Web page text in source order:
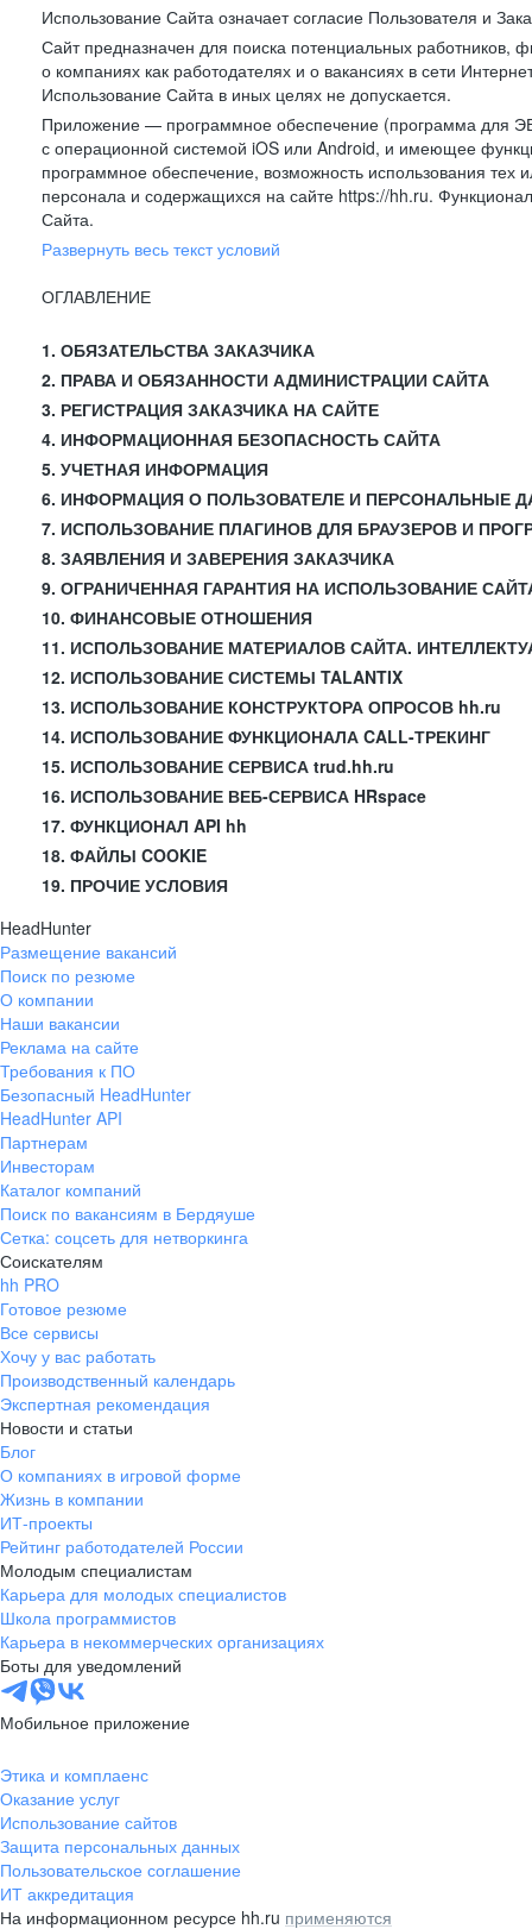
Использование Сайта означает согласие Пользователя и
Сайт предназначен для поиска потенциальных
о компаниях как работодателях и о вакансиях в сети
Использование Сайта в иных целях не допускается.
Приложение — программное обеспечение (программа для
с операционной системой iOS или Android, и имеющее
программное обеспечение, возможность использования
персонала и содержащихся на сайте https://hh.ru.
Сайта.
Развернуть весь текст условий
ОГЛАВЛЕНИЕ
1. ОБЯЗАТЕЛЬСТВА ЗАКАЗЧИКА
2. ПРАВА И ОБЯЗАННОСТИ АДМИНИСТРАЦИИ САЙТА
3. РЕГИСТРАЦИЯ ЗАКАЗЧИКА НА САЙТЕ
4. ИНФОРМАЦИОННАЯ БЕЗОПАСНОСТЬ САЙТА
5. УЧЕТНАЯ ИНФОРМАЦИЯ
6. ИНФОРМАЦИЯ О ПОЛЬЗОВАТЕЛЕ И ПЕРСОНАЛЬНЫЕ
7. ИСПОЛЬЗОВАНИЕ ПЛАГИНОВ ДЛЯ БРАУЗЕРОВ И
8. ЗАЯВЛЕНИЯ И ЗАВЕРЕНИЯ ЗАКАЗЧИКА
9. ОГРАНИЧЕННАЯ ГАРАНТИЯ НА ИСПОЛЬЗОВАНИЕ
10. ФИНАНСОВЫЕ ОТНОШЕНИЯ
11. ИСПОЛЬЗОВАНИЕ МАТЕРИАЛОВ САЙТА.
12. ИСПОЛЬЗОВАНИЕ СИСТЕМЫ TALANTIX
13. ИСПОЛЬЗОВАНИЕ КОНСТРУКТОРА ОПРОСОВ hh.ru
14. ИСПОЛЬЗОВАНИЕ ФУНКЦИОНАЛА CALL-ТРЕКИНГ
15. ИСПОЛЬЗОВАНИЕ СЕРВИСА trud.hh.ru
16. ИСПОЛЬЗОВАНИЕ ВЕБ-СЕРВИСА HRspace
17. ФУНКЦИОНАЛ API hh
18. ФАЙЛЫ COOKIE
19. ПРОЧИЕ УСЛОВИЯ
HeadHunter
Размещение вакансий
Поиск по резюме
О компании
Наши вакансии
Реклама на сайте
Требования к ПО
Безопасный HeadHunter
HeadHunter API
Партнерам
Инвесторам
Каталог компаний
Поиск по вакансиям в Бердяуше
Сетка: соцсеть для нетворкинга
Соискателям
hh PRO
Готовое резюме
Все сервисы
Хочу у вас работать
Производственный календарь
Экспертная рекомендация
Новости и статьи
Блог
О компаниях в игровой форме
Жизнь в компании
ИТ-проекты
Рейтинг работодателей России
Молодым специалистам
Карьера для молодых специалистов
Школа программистов
Карьера в некоммерческих организациях
Боты для уведомлений
Мобильное приложение
Этика и комплаенс
Оказание услуг
Использование сайтов
Защита персональных данных
Пользовательское соглашение
ИТ аккредитация
На информационном ресурсе hh.ru применяются